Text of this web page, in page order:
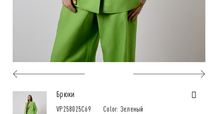
Брюки
VP258025C69 Color: Зеленый